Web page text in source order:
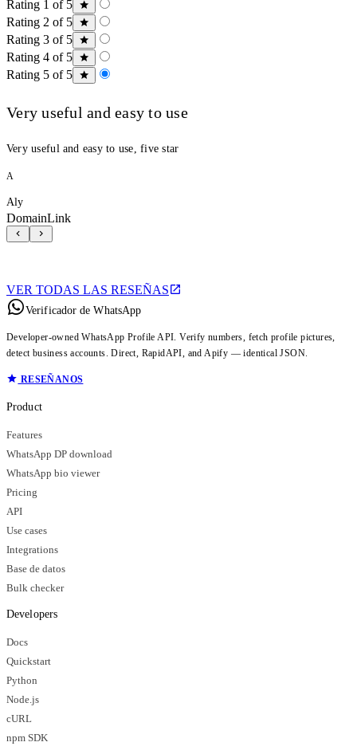
Rating 1 of 5
Rating 2 of 5
Rating 3 of 5
Rating 4 of 5
Rating 5 of 5
Very useful and easy to use
Very useful and easy to use, five star
A
Aly
DomainLink
VER TODAS LAS RESEÑAS
Verificador de WhatsApp
Developer-owned WhatsApp Profile API. Verify numbers, fetch profile pictures,
detect business accounts. Direct, RapidAPI, and Apify — identical JSON.
RESEÑANOS
Product
Features
WhatsApp DP download
WhatsApp bio viewer
Pricing
API
Use cases
Integrations
Base de datos
Bulk checker
Developers
Docs
Quickstart
Python
Node.js
cURL
npm SDK